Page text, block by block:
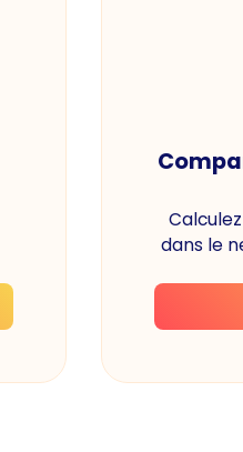
dans le